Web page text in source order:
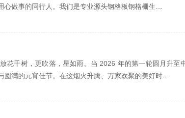
做事的同行人。我们是专业源头钢格板钢格栅生…
花千树，更吹落，星如雨。当 2026 年的第一轮圆月升至
满的元宵佳节。在这烟火升腾、万家欢聚的美好时…